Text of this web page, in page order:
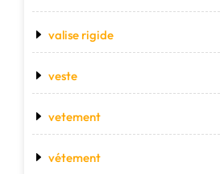
valise rigide
veste
vetement
vétement